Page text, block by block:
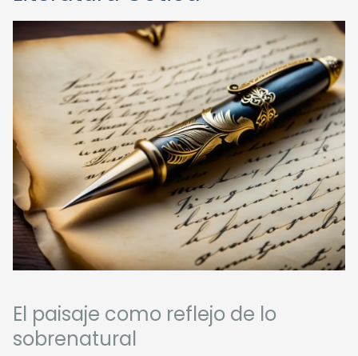
El paisaje como reflejo de lo
sobrenatural